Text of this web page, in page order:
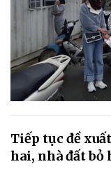
Tiếp tục đề
hai, nhà đất bỏ